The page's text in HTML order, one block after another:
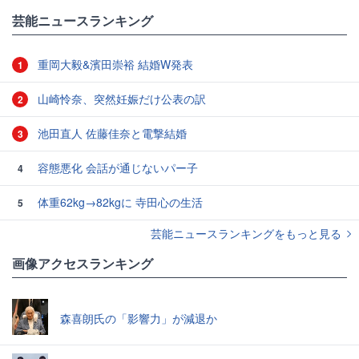
芸能ニュースランキング
1 重岡大毅&濱田崇裕 結婚W発表
2 山崎怜奈、突然妊娠だけ公表の訳
3 池田直人 佐藤佳奈と電撃結婚
4 容態悪化 会話が通じないパー子
5
体重62kg→82kgに 寺田心の生活
芸能ニュースランキングをもっと見る
画像アクセスランキング
森喜朗氏の「影響力」が減退か